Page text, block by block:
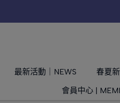
最新活動｜NEWS
春夏
會員中心 |